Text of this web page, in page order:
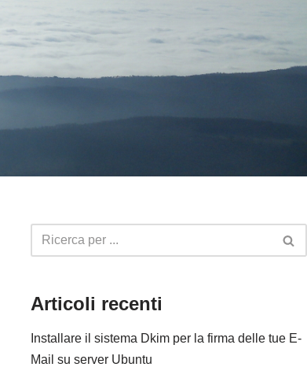
Articoli recenti
Installare il sistema Dkim per la firma delle tue E-
Mail su server Ubuntu